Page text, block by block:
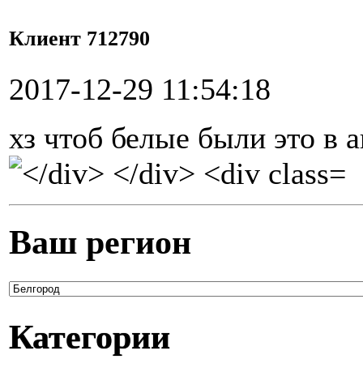
Клиент 712790
2017-12-29 11:54:18
хз чтоб белые были это в
Ваш регион
Категории